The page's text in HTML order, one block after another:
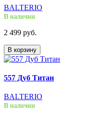
BALTERIO
В наличии
2 499 руб.
В корзину
557 Дуб Титан
BALTERIO
В наличии